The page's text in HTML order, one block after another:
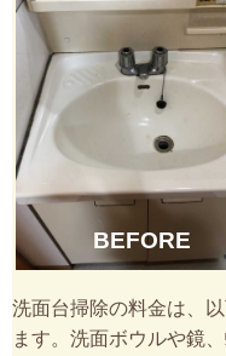
BEFORE
洗面台掃除の料金は、
ます。洗面ボウルや鏡